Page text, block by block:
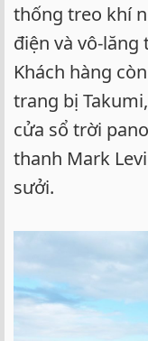
thống treo khí
điện và vô-
Khách hàng
trang bị
cửa sổ trời
thanh Mark
sưởi.